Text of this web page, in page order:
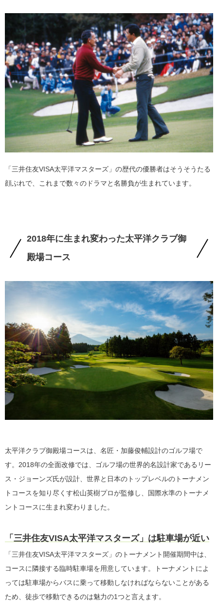
「三井住友VISA太平洋マスターズ」の歴代の優勝者はそうそうたる
顔ぶれで、これまで数々のドラマと名勝負が生まれています。
2018年に生まれ変わった太平洋クラブ御
殿場コース
太平洋クラブ御殿場コースは、名匠・加藤俊輔設計のゴルフ場で
す。2018年の全面改修では、ゴルフ場の世界的名設計家であるリー
ス・ジョーンズ氏が設計、世界と日本のトップレベルのトーナメン
トコースを知り尽くす松山英樹プロが監修し、国際水準のトーナメ
ントコースに生まれ変わりました。
「三井住友VISA太平洋マスターズ」は駐車場が近い
「三井住友VISA太平洋マスターズ」のトーナメント開催期間中は、
コースに隣接する臨時駐車場を用意しています。トーナメントによ
っては駐車場からバスに乗って移動しなければならないことがある
ため、徒歩で移動できるのは魅力の1つと言えます。